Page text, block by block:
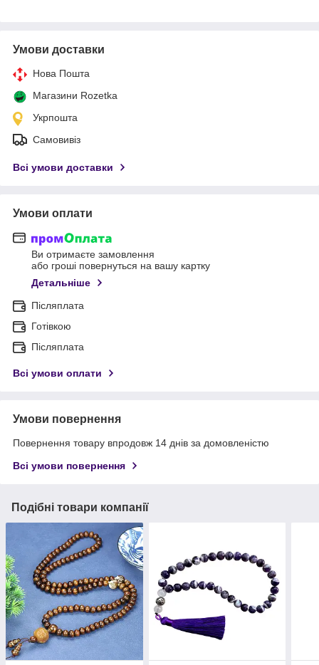
Умови доставки
Нова Пошта
Магазини Rozetka
Укрпошта
Самовивіз
Всі умови доставки
Умови оплати
Ви отримаєте замовлення
або гроші повернуться на вашу картку
Детальніше
Післяплата
Готівкою
Післяплата
Всі умови оплати
Умови повернення
Повернення товару впродовж 14 днів за домовленістю
Всі умови повернення
Подібні товари компанії